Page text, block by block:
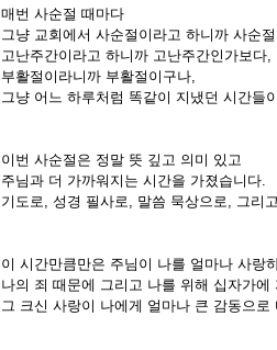
매번 사순절 때마다
그냥 교회에서 사순절이라고 하니까 사순
고난주간이라고 하니까 고난주간인가보다,
부활절이라니까 부활절이구나,
그냥 어느 하루처럼 똑같이 지냈던 시간들
이번 사순절은 정말 뜻 깊고 의미 있고
주님과 더 가까워지는 시간을 가졌습니다.
기도로, 성경 필사로, 말씀 묵상으로, 그리
이 시간만큼만은 주님이 나를 얼마나 사랑
나의 죄 때문에 그리고 나를 위해 십자가
그 크신 사랑이 나에게 얼마나 큰 감동으